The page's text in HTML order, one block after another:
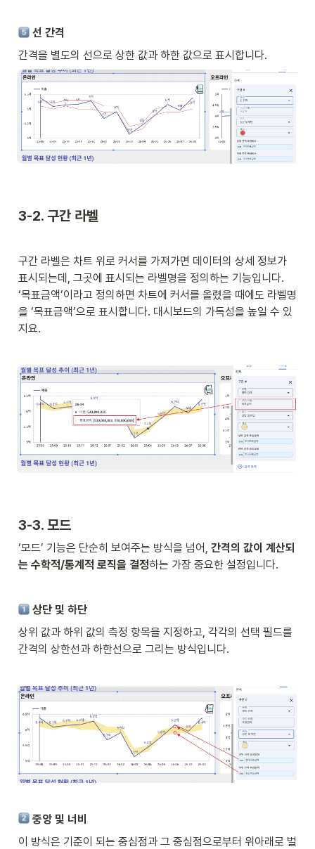
선 간격
간격을 별도의 선으로 상한 값과 하한 값으로 표시합니다.
3-2. 구간 라벨
구간 라벨은 차트 위로 커서를 가져가면 데이터의 상세 정보가
표시되는데, 그곳에 표시되는 라벨명을 정의하는 기능입니다.
‘목표금액’이라고 정의하면 차트에 커서를 올렸을 때에도 라벨명
을 ‘목표금액’으로 표시합니다. 대시보드의 가독성을 높일 수 있
지요.
3-3. 모드
‘모드’ 기능은 단순히 보여주는 방식을 넘어, 간격의 값이 계산되
는 수학적/통계적 로직을 결정하는 가장 중요한 설정입니다.
상단 및 하단
상위 값과 하위 값의 측정 항목을 지정하고, 각각의 선택 필드를
간격의 상한선과 하한선으로 그리는 방식입니다.
중앙 및 너비
이 방식은 기준이 되는 중심점과 그 중심점으로부터 위아래로 벌